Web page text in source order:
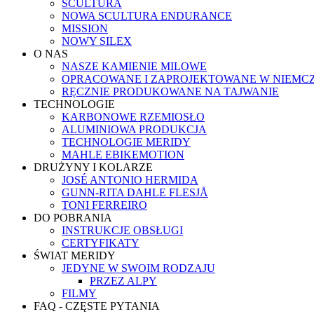
SCULTURA
NOWA SCULTURA ENDURANCE
MISSION
NOWY SILEX
O NAS
NASZE KAMIENIE MILOWE
OPRACOWANE I ZAPROJEKTOWANE W
RĘCZNIE PRODUKOWANE NA TAJWANIE
TECHNOLOGIE
KARBONOWE RZEMIOSŁO
ALUMINIOWA PRODUKCJA
TECHNOLOGIE MERIDY
MAHLE EBIKEMOTION
DRUŻYNY I KOLARZE
JOSÉ ANTONIO HERMIDA
GUNN-RITA DAHLE FLESJÅ
TONI FERREIRO
DO POBRANIA
INSTRUKCJE OBSŁUGI
CERTYFIKATY
ŚWIAT MERIDY
JEDYNE W SWOIM RODZAJU
PRZEZ ALPY
FILMY
FAQ - CZĘSTE PYTANIA